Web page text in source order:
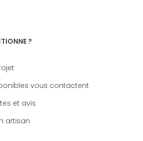
?
vous contactent
et avis
artisan